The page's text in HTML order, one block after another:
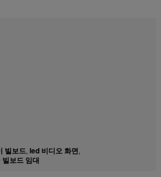
빌보드, led 비디오 화면,
보드 임대